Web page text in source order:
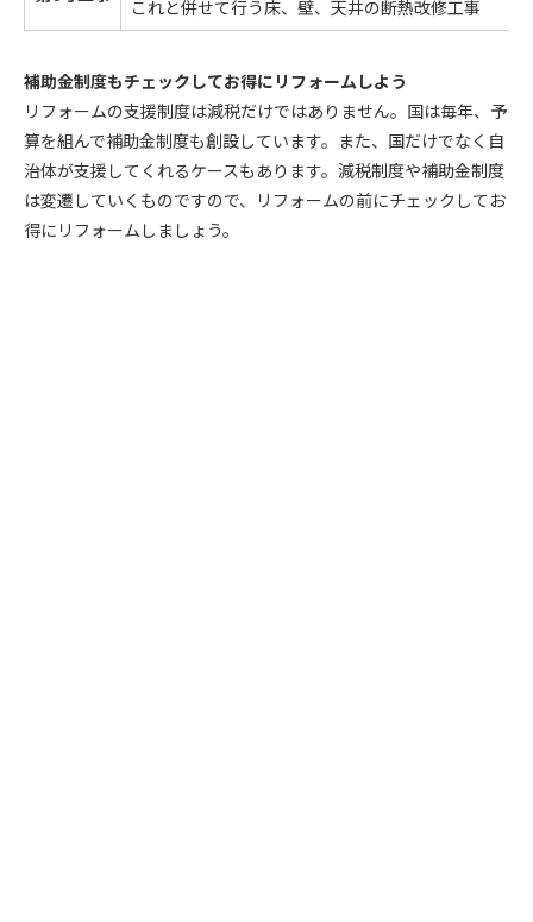
これと併せて行う床、壁、天井の断熱改修工事
補助金制度もチェックしてお得にリフォームしよう
リフォームの支援制度は減税だけではありません。国は毎年、予
算を組んで補助金制度も創設しています。また、国だけでなく自
治体が支援してくれるケースもあります。減税制度や補助金制度
は変遷していくものですので、リフォームの前にチェックしてお
得にリフォームしましょう。